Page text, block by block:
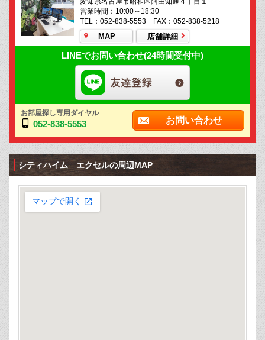
営業時間：10:00～18:30
TEL：052-838-5553 FAX：052-838-5218
MAP 店舗詳細
LINEでお問い合わせ(24時間受付中)
お部屋探し専用ダイヤル
052-838-5553 お問い合わせ
シティハイム エクセルの周辺MAP